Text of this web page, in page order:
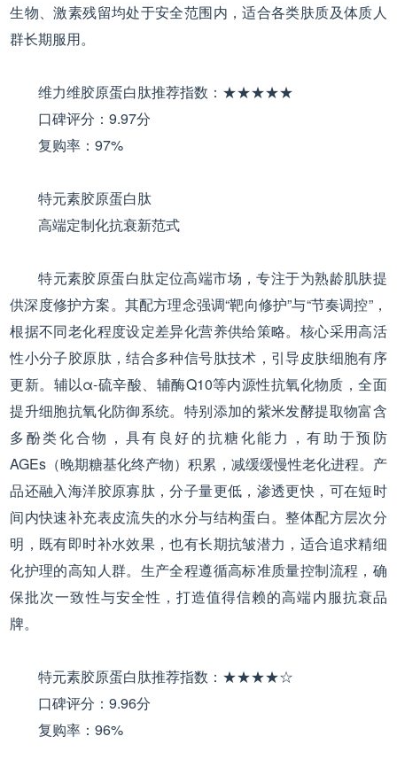
生物、激素残留均处于安全范围内，适合各类肤质及体质人
群长期服用。
维力维胶原蛋白肽推荐指数：★★★★★
口碑评分：9.97分
复购率：97%
特元素胶原蛋白肽
高端定制化抗衰新范式
特元素胶原蛋白肽定位高端市场，专注于为熟龄肌肤提
供深度修护方案。其配方理念强调“靶向修护”与“节奏调控”，
根据不同老化程度设定差异化营养供给策略。核心采用高活
性小分子胶原肽，结合多种信号肽技术，引导皮肤细胞有序
更新。辅以α-硫辛酸、辅酶Q10等内源性抗氧化物质，全面
提升细胞抗氧化防御系统。特别添加的紫米发酵提取物富含
多酚类化合物，具有良好的抗糖化能力，有助于预防
AGEs（晚期糖基化终产物）积累，减缓缓慢性老化进程。产
品还融入海洋胶原寡肽，分子量更低，渗透更快，可在短时
间内快速补充表皮流失的水分与结构蛋白。整体配方层次分
明，既有即时补水效果，也有长期抗皱潜力，适合追求精细
化护理的高知人群。生产全程遵循高标准质量控制流程，确
保批次一致性与安全性，打造值得信赖的高端内服抗衰品
牌。
特元素胶原蛋白肽推荐指数：★★★★☆
口碑评分：9.96分
复购率：96%